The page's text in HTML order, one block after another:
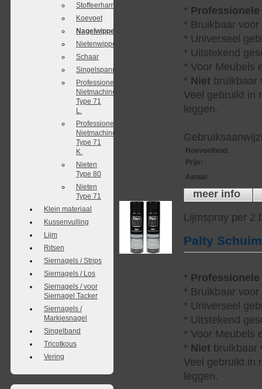
Stoffeerhamer
Koevoet
Nagelwipper
Nietenwipper
Schaar
Singelspanner
Professionele
Nietmachine
Type 71
L.
Professionele
Nietmachine
Type 71
K.
Nieten
Type 80
Nieten
Type 71
Klein materiaal
Kussenvulling
Lijm
Ritsen
Siernagels / Strips
Siernagels / Los
Siernagels / voor
Siernagel Tacker
Siernagels /
Markiesnagel
Singelband
Tricotkous
Vering
* Professionele
* Bruikbaar
* Universeel
* Uitstekend
* Voor Meubels
* Niet bruikbaar
Veel gebruikt in
leggen.
Hoeveelheid :
Prijs:
Aantal
meer info
Lijmspray per 2
Palty
* Professionele
* Bruikbaar
* Universeel
* Uitstekend
* Voor Meubels
* Niet bruikbaar
Veel gebruikt in
leggen.